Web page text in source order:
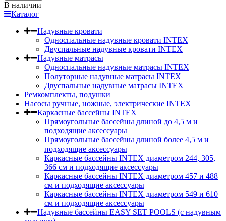
В наличии
Каталог
Надувные кровати
Односпальные надувные кровати INTEX
Двуспальные надувные кровати INTEX
Надувные матрасы
Односпальные надувные матрасы INTEX
Полуторные надувные матрасы INTEX
Двуспальные надувные матрасы INTEX
Ремкомплекты, подушки
Насосы ручные, ножные, электрические INTEX
Каркасные бассейны INTEX
Прямоугольные бассейны длиной до 4,5 м и
подходящие аксессуары
Прямоугольные бассейны длиной более 4,5 м и
подходящие аксессуары
Каркасные бассейны INTEX диаметром 244, 305,
366 см и подходящие аксессуары
Каркасные бассейны INTEX диаметром 457 и 488
cм и подходящие аксессуары
Каркасные бассейны INTEX диаметром 549 и 610
см и подходящие аксессуары
Надувные бассейны EASY SET POOLS (с надувным